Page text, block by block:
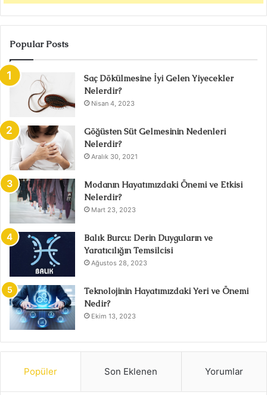
Popular Posts
Saç Dökülmesine İyi Gelen Yiyecekler
Nelerdir?
Nisan 4, 2023
Göğüsten Süt Gelmesinin Nedenleri
Nelerdir?
Aralık 30, 2021
Modanın Hayatımızdaki Önemi ve Etkisi
Nelerdir?
Mart 23, 2023
Balık Burcu: Derin Duyguların ve
Yaratıcılığın Temsilcisi
Ağustos 28, 2023
Teknolojinin Hayatımızdaki Yeri ve Önemi
Nedir?
Ekim 13, 2023
Popüler Son Eklenen Yorumlar